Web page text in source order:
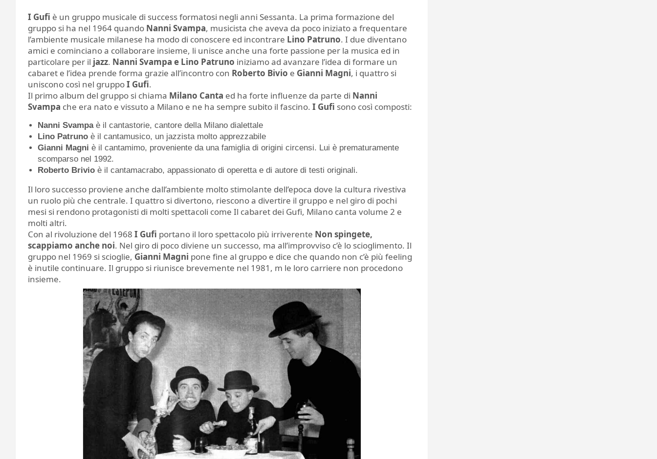
I Gufi è un gruppo musicale di success formatosi negli anni Sessanta. La prima formazione del
gruppo si ha nel 1964 quando Nanni Svampa, musicista che aveva da poco iniziato a frequentare
l’ambiente musicale milanese ha modo di conoscere ed incontrare Lino Patruno. I due diventano
amici e cominciano a collaborare insieme, li unisce anche una forte passione per la musica ed in
particolare per il jazz. Nanni Svampa e Lino Patruno iniziamo ad avanzare l’idea di formare un
cabaret e l’idea prende forma grazie all’incontro con Roberto Bivio e Gianni Magni, i quattro si
uniscono così nel gruppoI Gufi.
Il primo album del gruppo si chiama Milano Canta ed ha forte influenze da parte di Nanni
Svampa che era nato e vissuto a Milano e ne ha sempre subito il fascino. I Gufi sono così composti:
Nanni Svampa è il cantastorie, cantore della Milano dialettale
Lino Patruno è il cantamusico, un jazzista molto apprezzabile
Gianni Magni è il cantamimo, proveniente da una famiglia di origini circensi. Lui è prematuramente
scomparso nel 1992.
Roberto Brivio è il cantamacrabo, appassionato di operetta e di autore di testi originali.
Il loro successo proviene anche dall’ambiente molto stimolante dell’epoca dove la cultura rivestiva
un ruolo più che centrale. I quattro si divertono, riescono a divertire il gruppo e nel giro di pochi
mesi si rendono protagonisti di molti spettacoli come Il cabaret dei Gufi, Milano canta volume 2 e
molti altri.
Con al rivoluzione del 1968 I Gufi portano il loro spettacolo più irriverente Non spingete,
scappiamo anche noi. Nel giro di poco diviene un successo, ma all’improvviso c’è lo scioglimento. Il
gruppo nel 1969 si scioglie, Gianni Magni pone fine al gruppo e dice che quando non c’è più feeling
è inutile continuare. Il gruppo si riunisce brevemente nel 1981, m le loro carriere non procedono
insieme.